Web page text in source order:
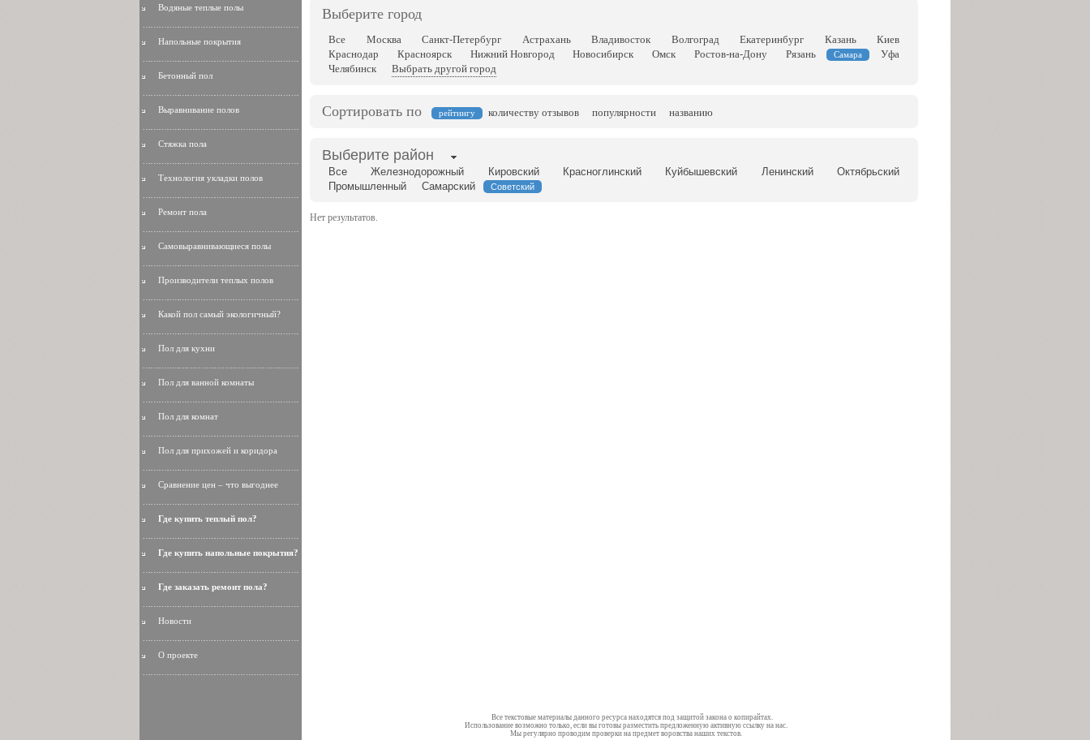
Водяные теплые полы
Напольные покрытия
Бетонный пол
Выравнивание полов
Стяжка пола
Технология укладки полов
Ремонт пола
Самовыравнивающиеся полы
Производители теплых полов
Какой пол самый экологичный?
Пол для кухни
Пол для ванной комнаты
Пол для комнат
Пол для прихожей и коридора
Сравнение цен – что выгоднее
Где купить теплый пол?
Где купить напольные покрытия?
Где заказать ремонт пола?
Новости
О проекте
Выберите город
Все Москва Санкт-Петербург Астрахань Владивосток Волгоград Екатеринбург Казань
Киев
Краснодар
Красноярск Нижний Новгород Новосибирск Омск Ростов-на-Дону Рязань Самара
Уфа
Челябинск
Выбрать другой город
Сортировать по рейтингу количеству отзывов популярности названию
Выберите район
Все Железнодорожный Кировский Красноглинский Куйбышевский Ленинский
Октябрьский
Промышленный
Самарский Советский
Нет результатов.
Все текстовые материалы данного ресурса находятся под защитой закона о копирайтах.
Использование возможно только, если вы готовы разместить предложенную активную ссылку на нас.
Мы регулярно проводим проверки на предмет воровства наших текстов.